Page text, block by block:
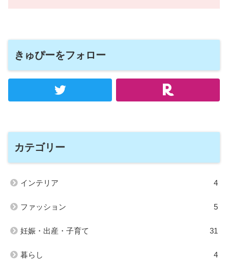
きゅぴーをフォロー
カテゴリー
インテリア 4
ファッション 5
妊娠・出産・子育て 31
暮らし 4